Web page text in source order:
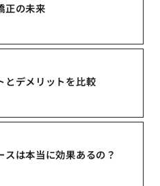
正の未来
とデメリットを比較
は本当に効果あるの？